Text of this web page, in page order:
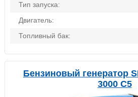
Тип запуска:
Двигатель:
Топливный бак:
Бензиновый генератор
3000 C5